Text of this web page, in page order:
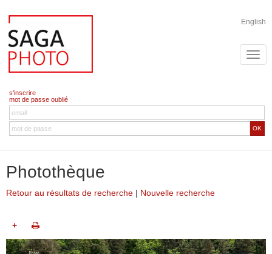
English
s'inscrire
mot de passe oublié
OK
Photothèque
Retour au résultats de recherche | Nouvelle recherche
+